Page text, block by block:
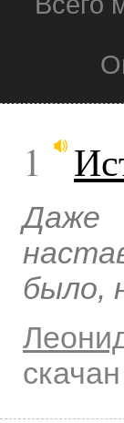
1
Даже
было,
скачан